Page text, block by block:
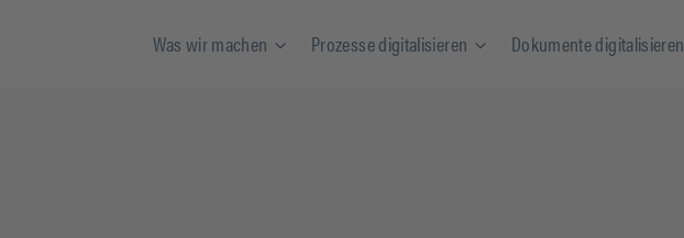
Was wir machen Prozesse digitalisieren Dokumente digitalisieren